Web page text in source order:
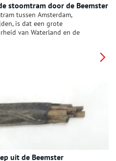
stoomtram door de Beemster
tussen Amsterdam,
is dat een grote
van Waterland en de
uit de Beemster